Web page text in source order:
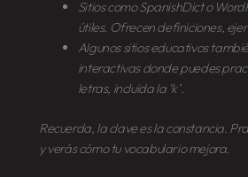
Sitios como SpanishDict o
útiles. Ofrecen definiciones,
Algunos sitios educativos
interactivas donde puedes
letras, incluida la ‘k’.
Recuerda, la clave es la constancia.
y verás cómo tu vocabulario mejora.